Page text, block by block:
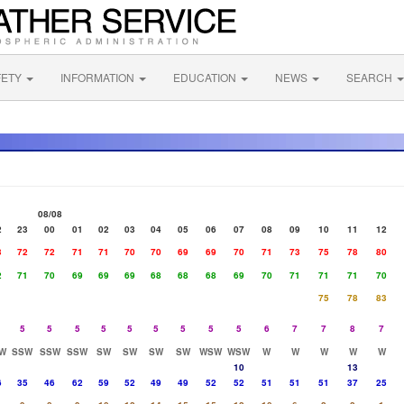
INFORMATION EDUCATION NEWS SEARCH
08/08
23 00 01 02 03 04 05 06 07 08 09 10 11
12
72 72 71 71 70 70 69 69 70 71 73 75 78
80
71 70 69 69 69 68 68 68 69 70 71 71 71
70
75
78 83
5 5 5 5 5 5 5 5 5 6 7 7 8
7
SSW SSW SSW SW SW SW SW WSW WSW W W W W
W
10
13
35 46 62 59 52 49 49 52 52 51 51 51 37
25